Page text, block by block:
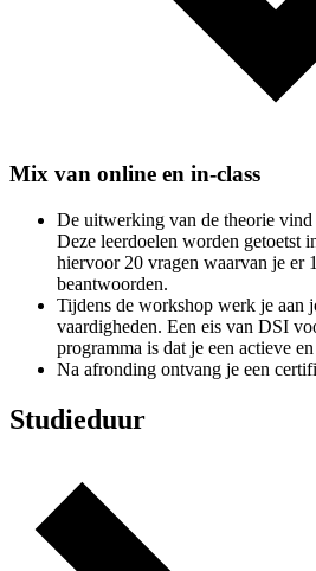
Mix van online en in-class
De uitwerking van de theorie
Deze leerdoelen worden getoetst
hiervoor 20 vragen waarvan je er
beantwoorden.
Tijdens de workshop werk je aan
vaardigheden. Een eis van DSI
programma is dat je een actieve
Na afronding ontvang je een
Studieduur